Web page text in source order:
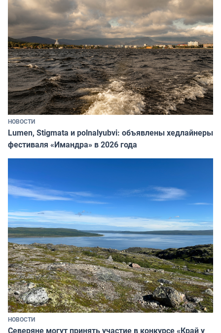
НОВОСТИ
Lumen, Stigmata и polnalyubvi: объявлены хедлайнеры
фестиваля «Имандра» в 2026 года
НОВОСТИ
Северяне могут принять участие в конкурсе «Край у